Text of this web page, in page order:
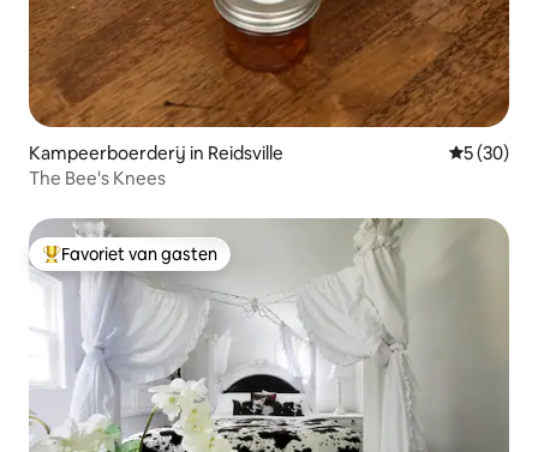
Kampeerboerderij in Reidsville
5 (30)
The Bee's Knees
Topfavoriet van gasten
Favoriet van gasten